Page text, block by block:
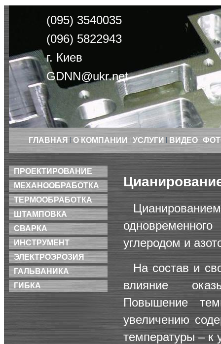
(095) 3540035
(096) 5822943
г. Киев
GDNN@ukr.net
ГЛАВНАЯ О КОМПАНИИ УСЛУГИ ВИДЕО
ПРОЕКТИРОВАНИЕ
МЕХАНООБРАБОТКА
ТЕРМООБРАБОТКА
ШТАМПОВКА
СВАРКА
ИНСТРУМЕНТ
ЭЛЕКТРОЭРОЗИЯ
ГАЛЬВАНИКА
ГИБКА
углеродом и
На состав и
влияние
Повышение
увеличению
температуры – к